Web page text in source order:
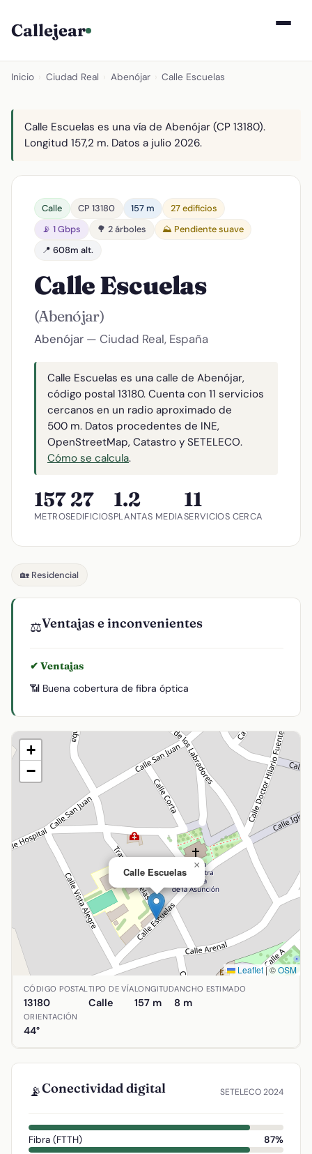
Callejear
Inicio Ciudad Real Abenójar Calle Escuelas
Calle Escuelas es una vía de Abenójar (CP 13180).
Longitud 157,2 m. Datos a julio 2026.
Calle CP 13180 157 m
27 edificios
📡 1 Gbps
🌳 2 árboles
⛰️ Pendiente suave
📍 608m alt.
Calle Escuelas
(Abenójar)
Abenójar — Ciudad Real, España
Calle Escuelas es una calle de Abenójar,
código postal 13180. Cuenta con 11 servicios
cercanos en un radio aproximado de
500 m. Datos procedentes de INE,
OpenStreetMap, Catastro y SETELECO.
Cómo se calcula.
157
METROS
27
EDIFICIOS
1.2
PLANTAS MEDIA
11
SERVICIOS CERCA
🏡 Residencial
⚖️Ventajas e inconvenientes
✔ Ventajas
📶 Buena cobertura de fibra óptica
Calle Escuelas
×
+
−
Leaflet|©OSM
Ubicación de Calle Escuelas en Abenójar, Ciudad Real.
CÓDIGO POSTAL
13180
TIPO DE VÍA
Calle
LONGITUD
157 m
ANCHO ESTIMADO
8 m
ORIENTACIÓN
44°
📡Conectividad digital SETELECO 2024
Fibra (FTTH)
87%